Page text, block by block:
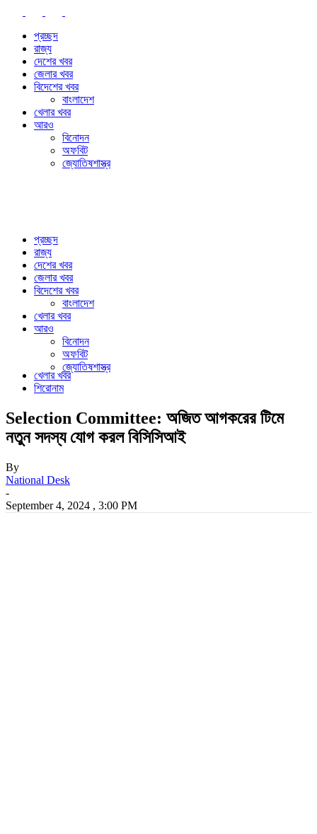
প্রচ্ছদ
রাজ্য
দেশের খবর
জেলার খবর
বিদেশের খবর
বাংলাদেশ
খেলার খবর
আরও
বিনোদন
অফবিট
জ্যোতিষশাস্ত্র
প্রচ্ছদ
রাজ্য
দেশের খবর
জেলার খবর
বিদেশের খবর
বাংলাদেশ
খেলার খবর
আরও
বিনোদন
অফবিট
জ্যোতিষশাস্ত্র
খেলার খবর
শিরোনাম
Selection Committee: অজিত আগকরের টিমে
নতুন সদস্য যোগ করল বিসিসিআই
By
National Desk
-
September 4, 2024 , 3:00 PM